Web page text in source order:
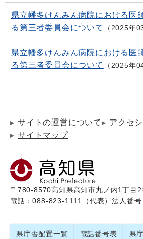
県立幡多けんみん病院における医
る第三者委員会について
2025年
県立幡多けんみん病院における医
る第三者委員会について
2025年
サイトの運営について
アクセ
サイトマップ
〒780-8570高知県高知市丸ノ内1丁目
電話：088-823-1111（代表）法人番
県庁舎配置一覧 電話番号表 県